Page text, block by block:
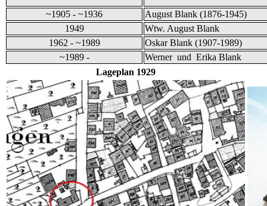
~1905 - ~1936
August Blank (1876-1945)
1949
Wtw. August Blank
1962 - ~1989
Oskar Blank (1907-1989)
~1989 -
Werner und Erika Blank
Lageplan 1929